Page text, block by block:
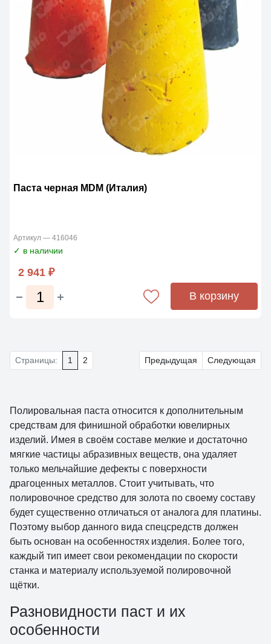
Паста черная MDM (Италия)
Артикул — 416046
✓ в наличии
2 941 ₽
В корзину
Страницы: 1 2 Предыдущая Следующая
Полировальная паста относится к дополнительным
средствам для финишной обработки ювелирных
изделий. Имея в своём составе мелкие и достаточно
мягкие частицы абразивных веществ, она удаляет
только мельчайшие дефекты с поверхности
драгоценных металлов. Стоит учитывать, что
полировочное средство для золота по своему составу
будет существенно отличаться от аналога для платины.
Поэтому выбор данного вида спецсредств должен
быть основан на особенностях изделия. Более того,
каждый тип имеет свои рекомендации по скорости
станка и материалу используемой полировочной
щётки.
Разновидности паст и их
особенности